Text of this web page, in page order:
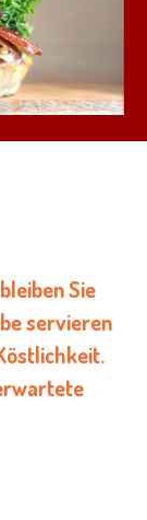
Sie
servieren